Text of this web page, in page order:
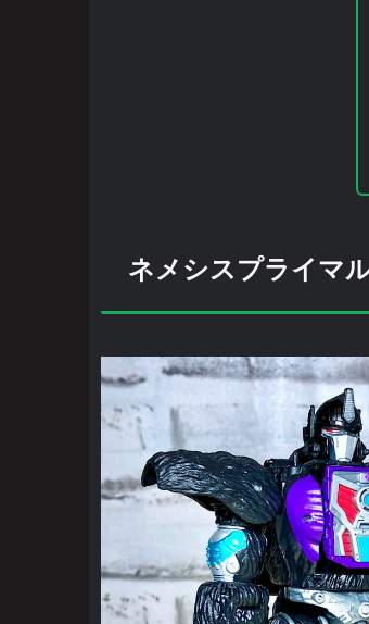
ネメシスプライマ